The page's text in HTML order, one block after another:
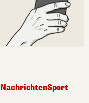
NachrichtenSport